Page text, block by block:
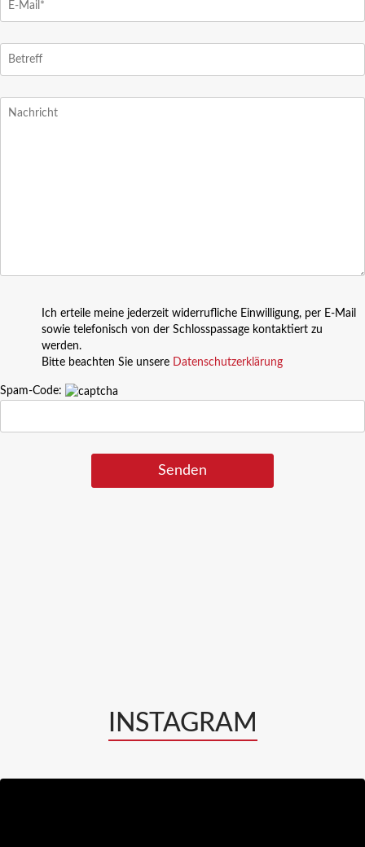
Ich erteile meine jederzeit widerrufliche Einwilligung, per E-Mail
sowie telefonisch von der Schlosspassage kontaktiert zu
werden.
Bitte beachten Sie unsere Datenschutzerklärung
Spam-Code:
INSTAGRAM